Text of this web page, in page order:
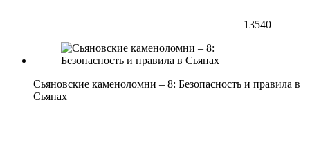
13540
Сьяновские каменоломни – 8: Безопасность и правила в
Сьянах